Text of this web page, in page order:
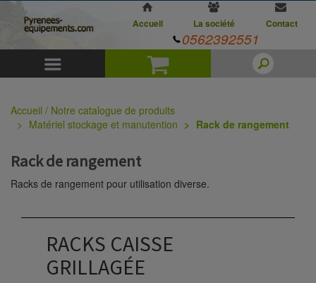
Panier
Accueil La société Contact
0562392551
Accueil / Notre catalogue de produits
Matériel stockage et manutention
Rack de rangement
Rack de rangement
Racks de rangement pour utilisation diverse.
RACKS CAISSE
GRILLAGÉE